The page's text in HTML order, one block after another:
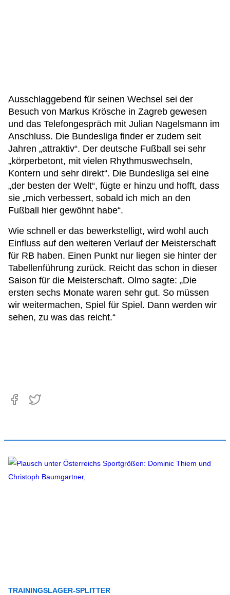
Ausschlaggebend für seinen Wechsel sei der
Besuch von Markus Krösche in Zagreb gewesen
und das Telefongespräch mit Julian Nagelsmann im
Anschluss. Die Bundesliga finder er zudem seit
Jahren „attraktiv“. Der deutsche Fußball sei sehr
„körperbetont, mit vielen Rhythmuswechseln,
Kontern und sehr direkt“. Die Bundesliga sei eine
„der besten der Welt“, fügte er hinzu und hofft, dass
sie „mich verbessert, sobald ich mich an den
Fußball hier gewöhnt habe“.
Wie schnell er das bewerkstelligt, wird wohl auch
Einfluss auf den weiteren Verlauf der Meisterschaft
für RB haben. Einen Punkt nur liegen sie hinter der
Tabellenführung zurück. Reicht das schon in dieser
Saison für die Meisterschaft. Olmo sagte: „Die
ersten sechs Monate waren sehr gut. So müssen
wir weitermachen, Spiel für Spiel. Dann werden wir
sehen, zu was das reicht.“
TRAININGSLAGER-SPLITTER